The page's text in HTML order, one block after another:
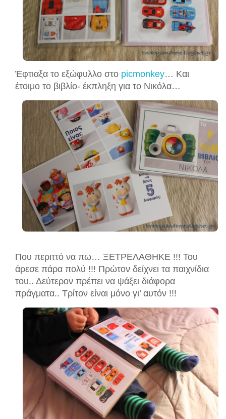
Έφτιαξα το εξώφυλλο στο picmonkey… Και
έτοιμο το βιβλίο- έκπληξη για το Νικόλα…
Που περιττό να πω… ΞΕΤΡΕΛΑΘΗΚΕ !!! Του
άρεσε πάρα πολύ !!! Πρώτον δείχνει τα παιχνίδια
του.. Δεύτερον πρέπει να ψάξει διάφορα
πράγματα.. Τρίτον είναι μόνο γι’ αυτόν !!!